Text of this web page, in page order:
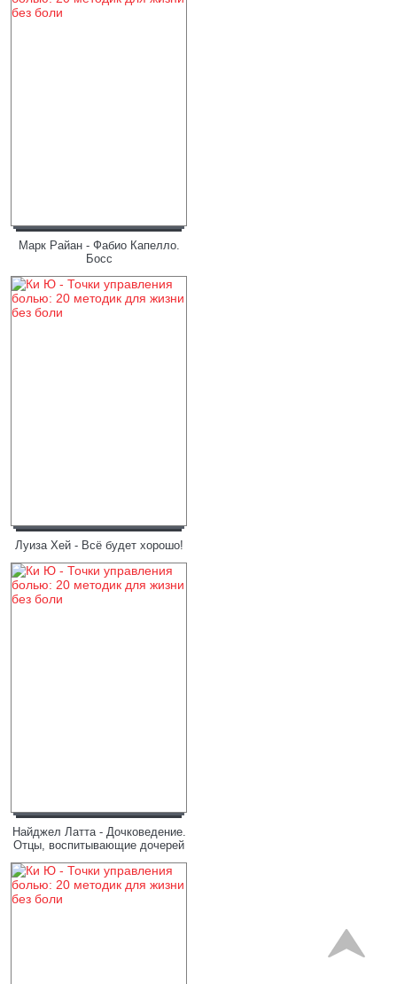
Марк Райан - Фабио Капелло.
Босс
Луиза Хей - Всё будет хорошо!
Найджел Латта - Дочковедение.
Отцы, воспитывающие дочерей